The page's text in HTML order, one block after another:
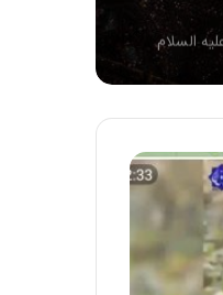
السلام
باد
علیها